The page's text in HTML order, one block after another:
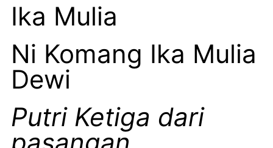
Ika Mulia
Ni Komang Ika Mulia
Dewi
Putri Ketiga dari